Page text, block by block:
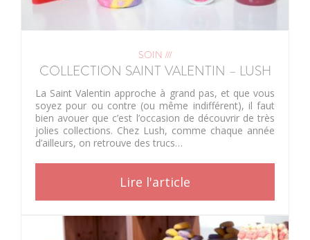
SOIN ///
COLLECTION SAINT VALENTIN – LUSH
La Saint Valentin approche à grand pas, et que vous
soyez pour ou contre (ou même indifférent), il faut
bien avouer que c’est l’occasion de découvrir de très
jolies collections. Chez Lush, comme chaque année
d’ailleurs, on retrouve des trucs…
Lire l'article